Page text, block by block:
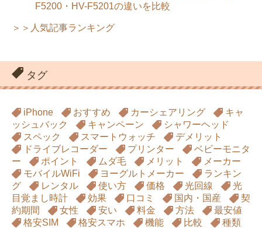
F5200・HV-F5201の違いを比較
＞＞人気記事ランキング
タグ
iPhone おすすめ カーシェアリング
キャ
ッシュバック
キャンペーン
シャワーヘッド
スペック
スマートウォッチ
デメリット
ドライブレコーダー
プリンター
ベビーモニタ
ー
ポイント ムダ毛 メリット
メーカー
モバイルWiFi
ヨーグルトメーカー
ランキン
グ
レンタル 使い方 価格 光回線
光
目覚まし時計
効果 口コミ 国内・国産
契
約期間
女性 安い 料金 方法
最安値
格安SIM
格安スマホ 機能 比較
種類